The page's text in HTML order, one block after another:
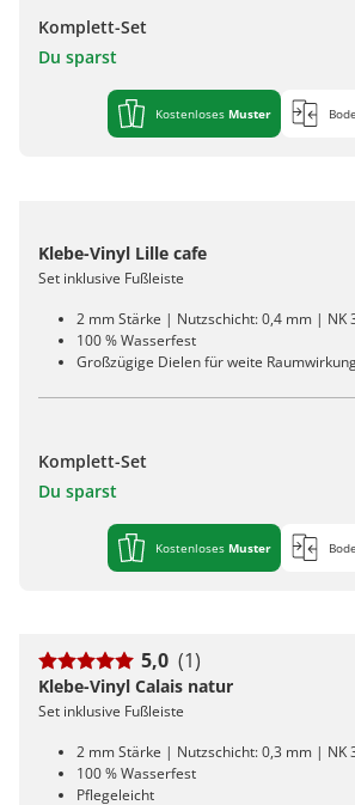
Komplett-Set
Du sparst
Kostenloses Muster
Klebe-Vinyl Lille cafe
Set inklusive Fußleiste
2 mm Stärke | Nutzschicht: 0,4 mm | NK
100 % Wasserfest
Großzügige Dielen für weite
Komplett-Set
Du sparst
Kostenloses Muster
5,0 (1)
Klebe-Vinyl Calais natur
Set inklusive Fußleiste
2 mm Stärke | Nutzschicht: 0,3 mm | NK
100 % Wasserfest
Pflegeleicht